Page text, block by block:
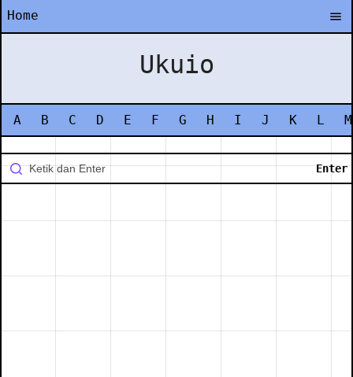
Home
Ukuio
A B C D E F G H I J K L M